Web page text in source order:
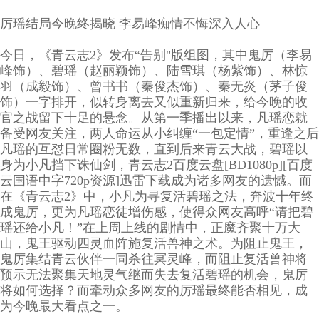
厉瑶结局今晚终揭晓 李易峰痴情不悔深入人心
今日，《青云志2》发布“告别"版组图，其中鬼厉（李易
峰饰）、碧瑶（赵丽颖饰）、陆雪琪（杨紫饰）、林惊
羽（成毅饰）、曾书书（秦俊杰饰）、秦无炎（茅子俊
饰）一字排开，似转身离去又似重新归来，给今晚的收
官之战留下十足的悬念。从第一季播出以来，凡瑶恋就
备受网友关注，两人命运从小纠缠“一包定情”，重逢之后
凡瑶的互怼日常圈粉无数，直到后来青云大战，碧瑶以
身为小凡挡下诛仙剑，青云志2百度云盘[BD1080p][百度
云国语中字720p资源]迅雷下载成为诸多网友的遗憾。而
在《青云志2》中，小凡为寻复活碧瑶之法，奔波十年终
成鬼厉，更为凡瑶恋徒增伤感，使得众网友高呼“请把碧
瑶还给小凡！”在上周上线的剧情中，正魔齐聚十万大
山，鬼王驱动四灵血阵施复活兽神之术。为阻止鬼王，
鬼厉集结青云伙伴一同杀往冥灵峰，而阻止复活兽神将
预示无法聚集天地灵气继而失去复活碧瑶的机会，鬼厉
将如何选择？而牵动众多网友的厉瑶最终能否相见，成
为今晚最大看点之一。